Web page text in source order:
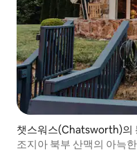
챗스워스(Chatsworth)의
조지아 북부 산맥의 아늑